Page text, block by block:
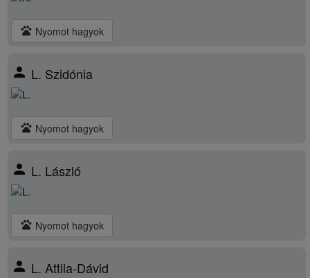
pets Nyomot hagyok
person L. Szidónia
pets Nyomot hagyok
person L. László
pets Nyomot hagyok
person L. Attila-Dávid